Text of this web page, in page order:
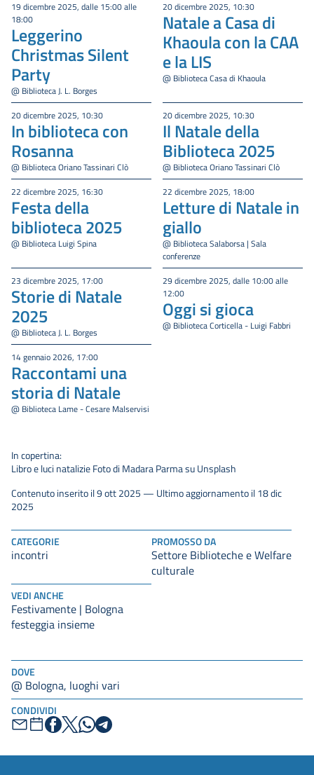
DOVE
@ Bologna, luoghi vari
CONDIVIDI
CATEGORIE
incontri
PROMOSSO DA
Settore Biblioteche e Welfare
culturale
VEDI ANCHE
Festivamente | Bologna
festeggia insieme
19 dicembre 2025, dalle 15:00 alle
18:00
Leggerino
Christmas Silent
Party
@ Biblioteca J. L. Borges
20 dicembre 2025, 10:30
Natale a Casa di
Khaoula con la CAA
e la LIS
@ Biblioteca Casa di Khaoula
20 dicembre 2025, 10:30
In biblioteca con
Rosanna
@ Biblioteca Oriano Tassinari Clò
20 dicembre 2025, 10:30
Il Natale della
Biblioteca 2025
@ Biblioteca Oriano Tassinari Clò
22 dicembre 2025, 16:30
Festa della
biblioteca 2025
@ Biblioteca Luigi Spina
22 dicembre 2025, 18:00
Letture di Natale in
giallo
@ Biblioteca Salaborsa | Sala
conferenze
23 dicembre 2025, 17:00
Storie di Natale
2025
@ Biblioteca J. L. Borges
29 dicembre 2025, dalle 10:00 alle
12:00
Oggi si gioca
@ Biblioteca Corticella - Luigi Fabbri
14 gennaio 2026, 17:00
Raccontami una
storia di Natale
@ Biblioteca Lame - Cesare Malservisi
In copertina:
Libro e luci natalizie Foto di Madara Parma su Unsplash
Contenuto inserito il 9 ott 2025 — Ultimo aggiornamento il 18 dic
2025